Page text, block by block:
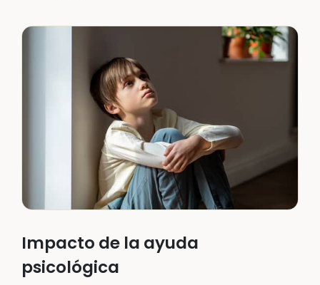
Impacto de la ayuda
psicológica